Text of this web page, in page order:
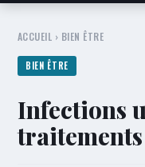
ACCUEIL › BIEN ÊTRE
BIEN ÊTRE
Infections